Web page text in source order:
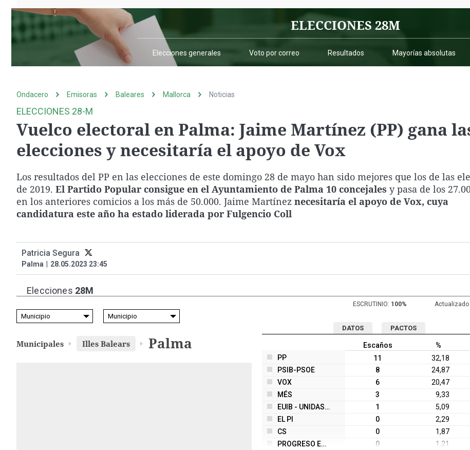
Gente viajera
Como el perro y el
Retornados
Equipo de investigación
Operación Viuda
Negra
La Rioja
Navarra
Televisión
Elecciones
ELECCIONES 28M
Elecciones generales Voto por correo Resultados Mayorías absolutas
Ondacero Emisoras Baleares Mallorca Noticias
ELECCIONES 28-M
Vuelco electoral en Palma: Jaime Martínez (PP) gana
elecciones y necesitaría el apoyo de Vox
Los resultados del PP en las elecciones de este domingo 28 de mayo han sido mejores que los de las
de 2019. El Partido Popular consigue en el Ayuntamiento de Palma 10 concejales y pasa de los
en los anteriores comicios a los más de 50.000. Jaime Martínez necesitaría el apoyo de Vox, cuya
candidatura este año ha estado liderada por Fulgencio Coll
Patricia Segura
Palma 28.05.2023 23:45
Elecciones 28M
ESCRUTINIO: 100% Actualizado
Municipales Illes Balears Palma
DATOS PACTOS
Escaños %
PP
11 32,18
PSIB-PSOE
8 24,87
VOX
6 20,47
MÉS
3 9,33
EUIB - UNIDAS PODEMOS
1 5,09
EL PI
0 2,29
CS
0 1,87
PROGRESO EN VERDE PACMA
0 1,21